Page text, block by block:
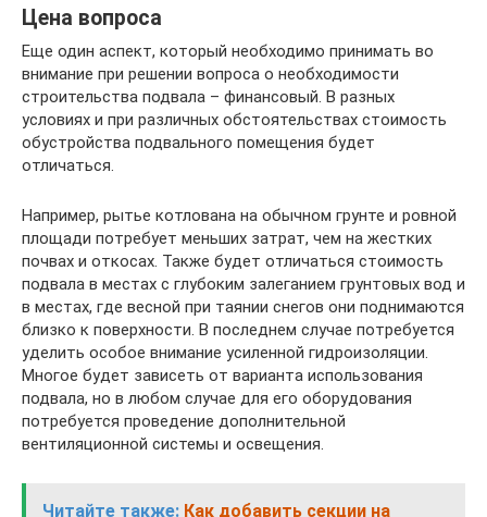
Цена вопроса
Еще один аспект, который необходимо принимать во
внимание при решении вопроса о необходимости
строительства подвала – финансовый. В разных
условиях и при различных обстоятельствах стоимость
обустройства подвального помещения будет
отличаться.
Например, рытье котлована на обычном грунте и ровной
площади потребует меньших затрат, чем на жестких
почвах и откосах. Также будет отличаться стоимость
подвала в местах с глубоким залеганием грунтовых вод и
в местах, где весной при таянии снегов они поднимаются
близко к поверхности. В последнем случае потребуется
уделить особое внимание усиленной гидроизоляции.
Многое будет зависеть от варианта использования
подвала, но в любом случае для его оборудования
потребуется проведение дополнительной
вентиляционной системы и освещения.
Читайте также: Как добавить секции на